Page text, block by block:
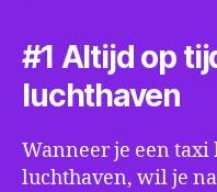
#1 Altijd op
luchthaven
Wanneer je een taxi
luchthaven, wil je